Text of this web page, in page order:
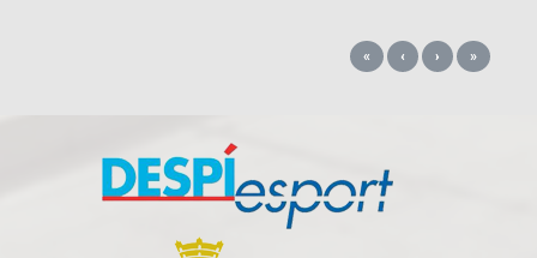
« ‹ › »